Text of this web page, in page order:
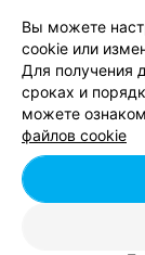
Вы можете
cookie или
Для получения
сроках и
можете
файлов cookie